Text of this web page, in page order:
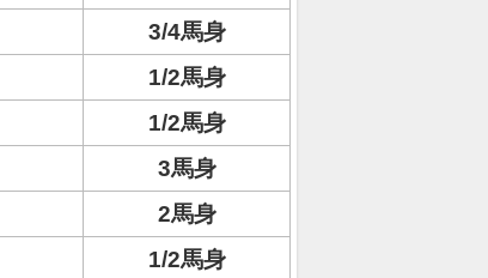
3/4馬身
1/2馬身
1/2馬身
3馬身
2馬身
1/2馬身